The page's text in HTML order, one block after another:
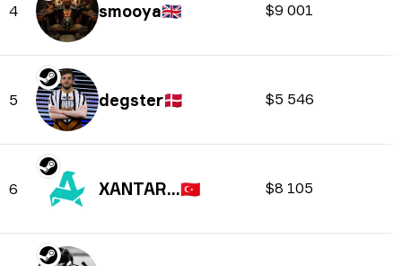
4 smooya🇬🇧 $9 001
5 degster🇩🇰 $5 546
6 XANTARES 🇹🇷 $8 105